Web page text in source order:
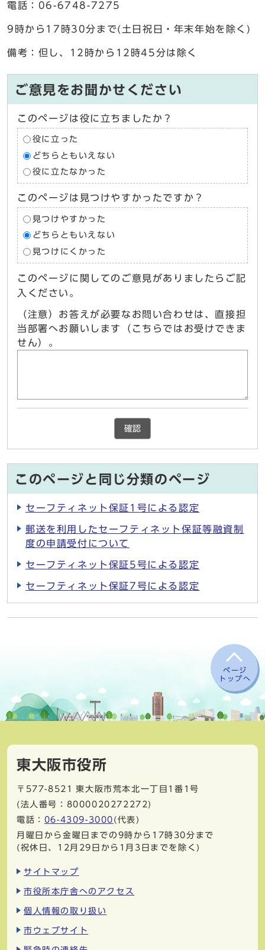
電話：06-6748-7275
9時から17時30分まで(土日祝日・年末年始を除く)
備考：但し、12時から12時45分は除く
ご意見をお聞かせください
このページは役に立ちましたか？
役に立った
どちらともいえない
役に立たなかった
このページは見つけやすかったですか？
見つけやすかった
どちらともいえない
見つけにくかった
このページに関してのご意見がありましたらご記
入ください。
（注意）お答えが必要なお問い合わせは、直接担
当部署へお願いします（こちらではお受けできま
せん）。
確認
このページと同じ分類のページ
セーフティネット保証1号による認定
郵送を利用したセーフティネット保証等融資制
度の申請受付について
セーフティネット保証5号による認定
セーフティネット保証7号による認定
ページ
トップへ
東大阪市役所
〒577-8521
東大阪市荒本北一丁目1番1号
(法人番号：8000020272272)
電話： 06-4309-3000 (代表)
月曜日から金曜日までの9時から17時30分まで
(祝休日、12月29日から1月3日までを除く)
サイトマップ
市役所本庁舎へのアクセス
個人情報の取り扱い
市ウェブサイト